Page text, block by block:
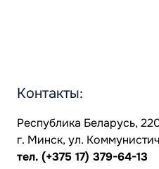
Контакты:
Республика Беларусь,
г. Минск, ул.
тел. (+375 17) 379-64-13